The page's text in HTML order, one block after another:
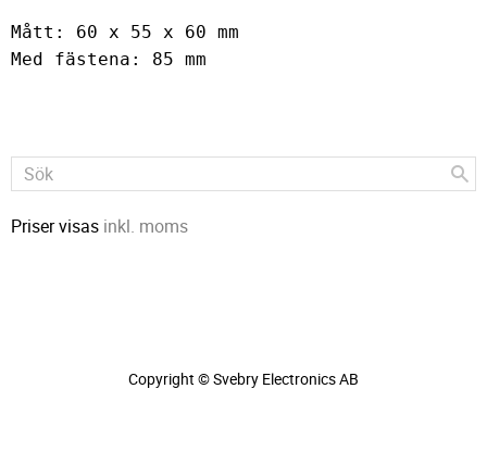
Mått: 60 x 55 x 60 mm
Med fästena: 85 mm
Priser visas inkl. moms
Copyright © Svebry Electronics AB